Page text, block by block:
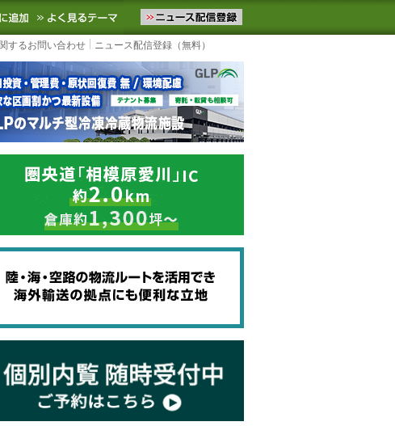
流ニュースをお届けします。物流ニュースメール配信を登録す
お気に入りに追加 よく見るテーマ
するお問い合わせ ニュース配信登録（無料）